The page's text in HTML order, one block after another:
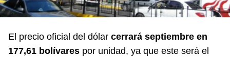
El precio oficial del dólar cerrará septiembre en
177,61 bolívares por unidad, ya que este será el